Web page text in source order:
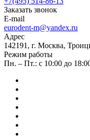
Заказать звонок
E-mail
eurodent-m@yandex.ru
Адрес
142191, г. Москва,
Режим работы
Пн. – Пт.: с 10:00 до